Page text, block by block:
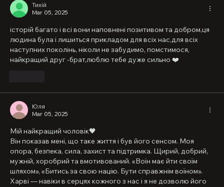
Тихій
Mar 05, 2025
історій багато і всі вони наповнені позитивом та добром,ця
людина була і лишиться прикладом для всіх нас,для всіх
наступних поколінь, ніколи не забудимо, помстимося,
найкращий друг -брат,люблю тебе дуже сильно ❤️
Юля
Mar 05, 2025
Мій найкращий чоловік🖤
Він показав мені, що таке життя і був його сенсом. Моя
опора, безпека, сила, захист та підтримка. Щирий, добрий,
мужній, хоробрий та вмотивований. «Воїн має йти своїм
шляхом», «Битись за свою націю. Бути справжнім воїном».
Харві — навіки в серцях кожного з нас і я не дозволю його